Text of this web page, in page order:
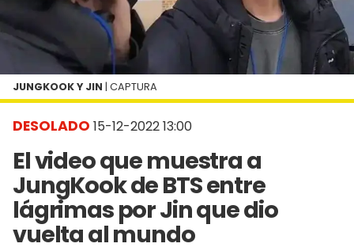
DESOLADO 15-12-2022 13:00
El video que muestra a
JungKook de BTS entre
lágrimas por Jin que dio
vuelta al mundo
JUNGKOOK Y JIN | CAPTURA